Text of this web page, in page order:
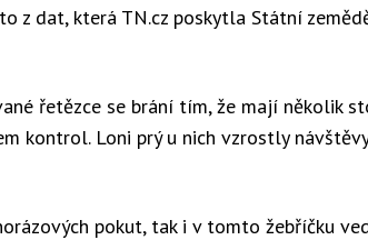
z dat, která TN.cz poskytla Státní
řetězce se brání tím, že mají několik
kontrol. Loni prý u nich vzrostly
pokut, tak i v tomto žebříčku